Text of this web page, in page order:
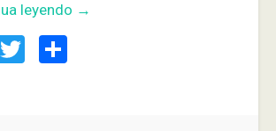
leyendo →
Twitter